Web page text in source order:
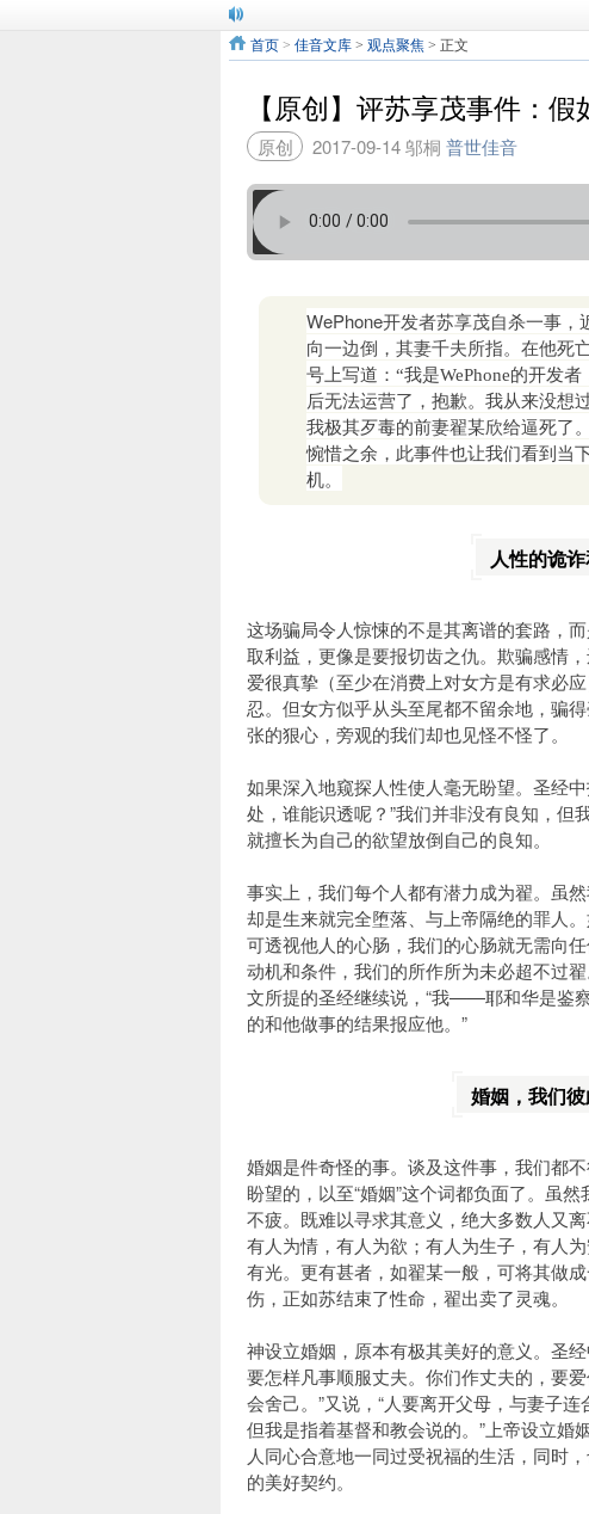
首页 > 佳音文库 > 观点聚焦 > 正文
【原创】评苏享茂事件：
原创 2017-09-14邬桐 普世佳音
WePhone开发者苏享茂自杀一事
向一边倒，其妻千夫所指。在他死
号上写道：“我是WePhone的开发
后无法运营了，抱歉。我从来没想
我极其歹毒的前妻翟某欣给逼死了
惋惜之余，此事件也让我们看到当
机。
人性的诡
这场骗局令人惊悚的不是其离谱的套路，
取利益，更像是要报切齿之仇。欺骗感情
爱很真挚（至少在消费上对女方是有求必
忍。但女方似乎从头至尾都不留余地，骗
张的狠心，旁观的我们却也见怪不怪了。
如果深入地窥探人性使人毫无盼望。圣经
处，谁能识透呢？”我们并非没有良知，但
就擅长为自己的欲望放倒自己的良知。
事实上，我们每个人都有潜力成为翟。虽
却是生来就完全堕落、与上帝隔绝的罪人
可透视他人的心肠，我们的心肠就无需向
动机和条件，我们的所作所为未必超不过
文所提的圣经继续说，“我——耶和华是鉴
的和他做事的结果报应他。”
婚姻，我们
婚姻是件奇怪的事。谈及这件事，我们都
盼望的，以至“婚姻”这个词都负面了。虽
不疲。既难以寻求其意义，绝大多数人又
有人为情，有人为欲；有人为生子，有人
有光。更有甚者，如翟某一般，可将其做
伤，正如苏结束了性命，翟出卖了灵魂。
神设立婚姻，原本有极其美好的意义。圣
要怎样凡事顺服丈夫。你们作丈夫的，要
会舍己。”又说，“人要离开父母，与妻子
但我是指着基督和教会说的。”上帝设立婚
人同心合意地一同过受祝福的生活，同时
的美好契约。